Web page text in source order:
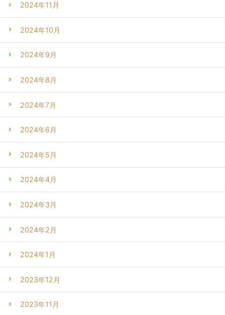
2024年11月
2024年10月
2024年9月
2024年8月
2024年7月
2024年6月
2024年5月
2024年4月
2024年3月
2024年2月
2024年1月
2023年12月
2023年11月